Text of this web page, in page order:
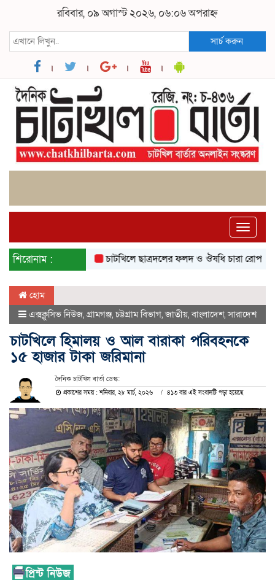
রবিবার, ০৯ অগাস্ট ২০২৬, ০৬:০৬ অপরাহ্ন
সার্চ করুন
Toggle
শিরোনাম :
চাটখিলে ছাত্রদলের ফলদ ও ঔষধি চারা রোপণ
হোম
এক্সক্লুসিভ নিউজ, গ্রামগঞ্জ,চট্টগ্রাম বিভাগ,জাতীয়,বাংলাদেশ,সারাদেশ
চাটখিলে হিমালয় ও আল বারাকা পরিবহনকে
১৫ হাজার টাকা জরিমানা
দৈনিক চাটখিল বার্তা ডেস্ক:
প্রকাশের সময় : শনিবার, ২৮ মার্চ, ২০২৬ ৪১৩ বার এই সংবাদটি পড়া হয়েছে